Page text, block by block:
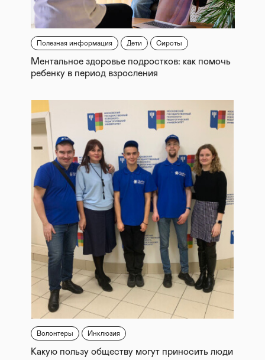
Полезная информация Дети Сироты
Ментальное здоровье подростков: как помочь
ребенку в период взросления
Волонтеры Инклюзия
Какую пользу обществу могут приносить люди